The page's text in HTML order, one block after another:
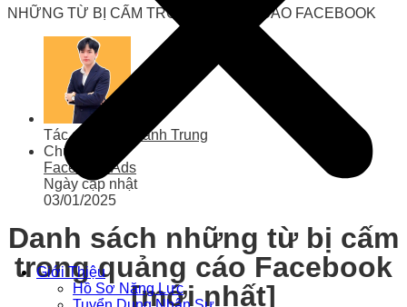
Giới Thiệu
Hồ Sơ Năng Lực
NHỮNG TỪ BỊ CẤM TRONG QUẢNG CÁO FACEBOOK
Tác giả
Lưu Thành Trung
Chuyên mục
Facebook Ads
Ngày cập nhật
03/01/2025
Danh sách những từ bị cấm
trong quảng cáo Facebook
[mới nhất]